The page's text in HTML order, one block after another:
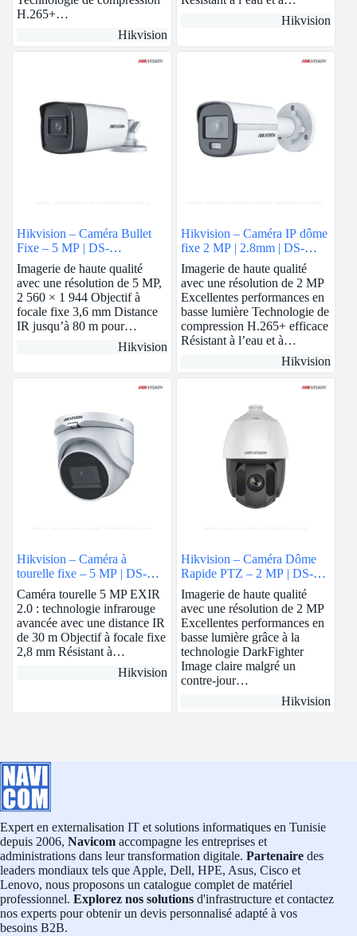
H.265+…
Hikvision
Hikvision
Hikvision – Caméra Bullet
Fixe – 5 MP | DS-
2CE17H0T-IT5F
Imagerie de haute qualité
avec une résolution de 5 MP,
2 560 × 1 944 Objectif à
focale fixe 3,6 mm Distance
IR jusqu’à 80 m pour…
Hikvision
Hikvision – Caméra IP dôme
fixe 2 MP | 2.8mm | DS-
2CD1123G0E-I
Imagerie de haute qualité
avec une résolution de 2 MP
Excellentes performances en
basse lumière Technologie de
compression H.265+ efficace
Résistant à l’eau et à…
Hikvision
Hikvision – Caméra à
tourelle fixe – 5 MP | DS-
76H0T-ITMF
Caméra tourelle 5 MP EXIR
2.0 : technologie infrarouge
avancée avec une distance IR
de 30 m Objectif à focale fixe
2,8 mm Résistant à…
Hikvision
Hikvision – Caméra Dôme
Rapide PTZ – 2 MP | DS-
2AE5225TI-A
Imagerie de haute qualité
avec une résolution de 2 MP
Excellentes performances en
basse lumière grâce à la
technologie DarkFighter
Image claire malgré un
contre-jour…
Hikvision
Expert en externalisation IT et solutions informatiques en Tunisie
depuis 2006, Navicom accompagne les entreprises et
administrations dans leur transformation digitale. Partenaire des
leaders mondiaux tels que Apple, Dell, HPE, Asus, Cisco et
Lenovo, nous proposons un catalogue complet de matériel
professionnel. Explorez nos solutions d'infrastructure et contactez
nos experts pour obtenir un devis personnalisé adapté à vos
besoins B2B.